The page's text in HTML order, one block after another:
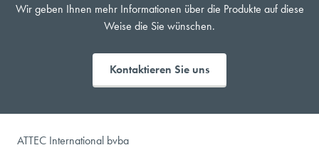
Wir geben Ihnen mehr Informationen über die Produkte auf diese
Weise die Sie wünschen.
Kontaktieren Sie uns
ATTEC International bvba